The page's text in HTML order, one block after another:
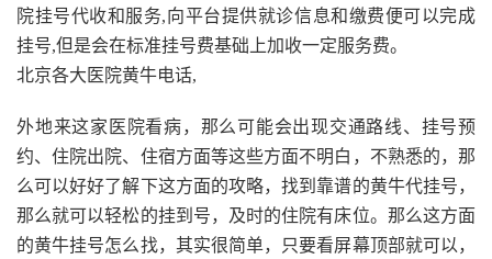
院挂号代收和服务,向平台提供就诊信息和缴费便可以完成
挂号,但是会在标准挂号费基础上加收一定服务费。
北京各大医院黄牛电话,
外地来这家医院看病，那么可能会出现交通路线、挂号预
约、住院出院、住宿方面等这些方面不明白，不熟悉的，那
么可以好好了解下这方面的攻略，找到靠谱的黄牛代挂号，
那么就可以轻松的挂到号，及时的住院有床位。那么这方面
的黄牛挂号怎么找，其实很简单，只要看屏幕顶部就可以，